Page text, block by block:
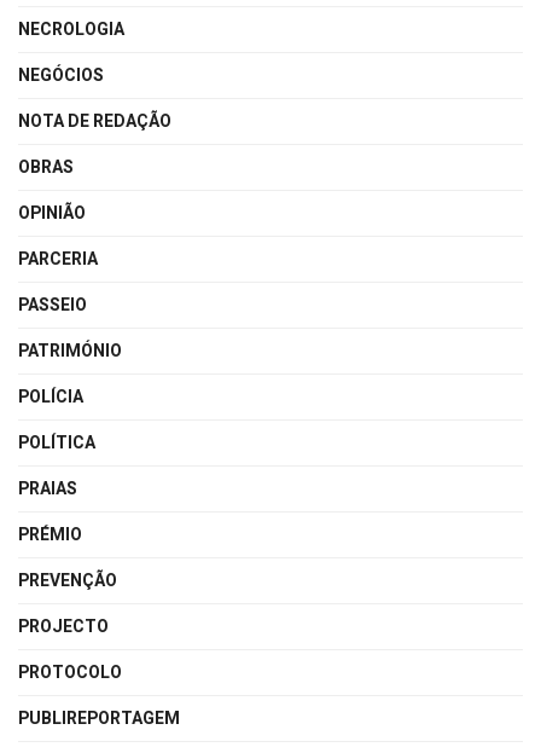
NECROLOGIA
NEGÓCIOS
NOTA DE REDAÇÃO
OBRAS
OPINIÃO
PARCERIA
PASSEIO
PATRIMÓNIO
POLÍCIA
POLÍTICA
PRAIAS
PRÉMIO
PREVENÇÃO
PROJECTO
PROTOCOLO
PUBLIREPORTAGEM